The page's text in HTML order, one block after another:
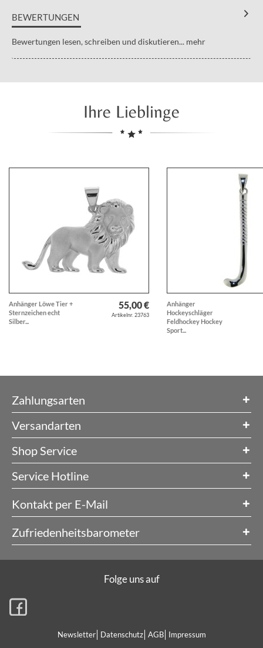
BEWERTUNGEN
Bewertungen lesen, schreiben und diskutieren... mehr
Ihre Lieblinge
Anhänger Löwe Tier +
Sternzeichen echt
Silber...
55,00 €
Artikelnr. 23763
Anhänger
Hockeyschläger
Feldhockey Hockey
Sport...
Zahlungsarten
Versandarten
Shop Service
Service Hotline
Kontakt per E-Mail
Zufriedenheitsbarometer
Newsletter Datenschutz AGB Impressum
Folge uns auf